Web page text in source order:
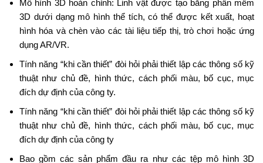
Mô hình 3D hoàn chỉnh: Linh vật được tạo bằng phần mềm
3D dưới dạng mô hình thể tích, có thể được kết xuất, hoạt
hình hóa và chèn vào các tài liệu tiếp thị, trò chơi hoặc ứng
dụng AR/VR.
Tính năng “khi cần thiết” đòi hỏi phải thiết lập các thông số kỹ
thuật như chủ đề, hình thức, cách phối màu, bố cục, mục
đích dự định của công ty.
Tính năng “khi cần thiết” đòi hỏi phải thiết lập các thông số kỹ
thuật như chủ đề, hình thức, cách phối màu, bố cục, mục
đích dự định của công ty
Bao gồm các sản phẩm đầu ra như các tệp mô hình 3D